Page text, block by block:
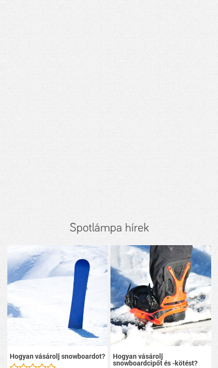
Spotlámpa hírek
Hogyan vásárolj snowboardot? Hogyan vásárolj
snowboardcipőt és -kötést?